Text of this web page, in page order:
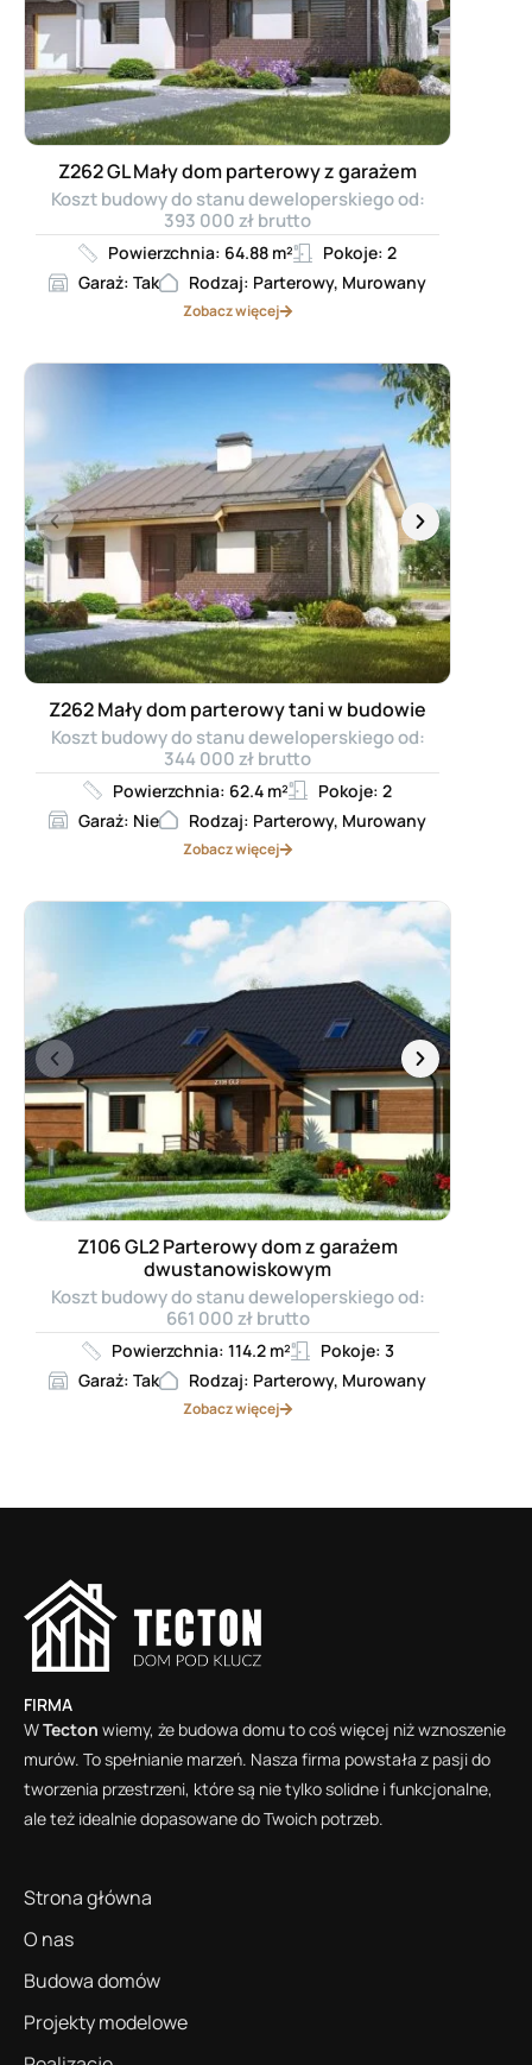
Z262 GL Mały dom parterowy z garażem
Koszt budowy do stanu deweloperskiego od:
393 000 zł brutto
Powierzchnia: 64.88 m²
Pokoje: 2
Garaż: Tak
Rodzaj: Parterowy, Murowany
Zobacz więcej
Z262 Mały dom parterowy tani w budowie
Koszt budowy do stanu deweloperskiego od:
344 000 zł brutto
Powierzchnia: 62.4 m²
Pokoje: 2
Garaż: Nie
Rodzaj: Parterowy, Murowany
Zobacz więcej
Z106 GL2 Parterowy dom z garażem
dwustanowiskowym
Koszt budowy do stanu deweloperskiego od:
661 000 zł brutto
Powierzchnia: 114.2 m²
Pokoje: 3
Garaż: Tak
Rodzaj: Parterowy, Murowany
Zobacz więcej
FIRMA
WTecton wiemy, że budowa domu to coś więcej niż wznoszenie
murów. To spełnianie marzeń. Nasza firma powstała z pasji do
tworzenia przestrzeni, które są nie tylko solidne i funkcjonalne,
ale też idealnie dopasowane do Twoich potrzeb.
Strona główna
O nas
Budowa domów
Projekty modelowe